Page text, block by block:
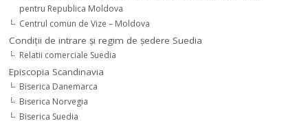
pentru Republica Moldova
Centrul comun de Vize – Moldova
Condiţii de intrare şi regim de şedere Suedia
Relatii comerciale Suedia
Episcopia Scandinavia
Biserica Danemarca
Biserica Norvegia
Biserica Suedia